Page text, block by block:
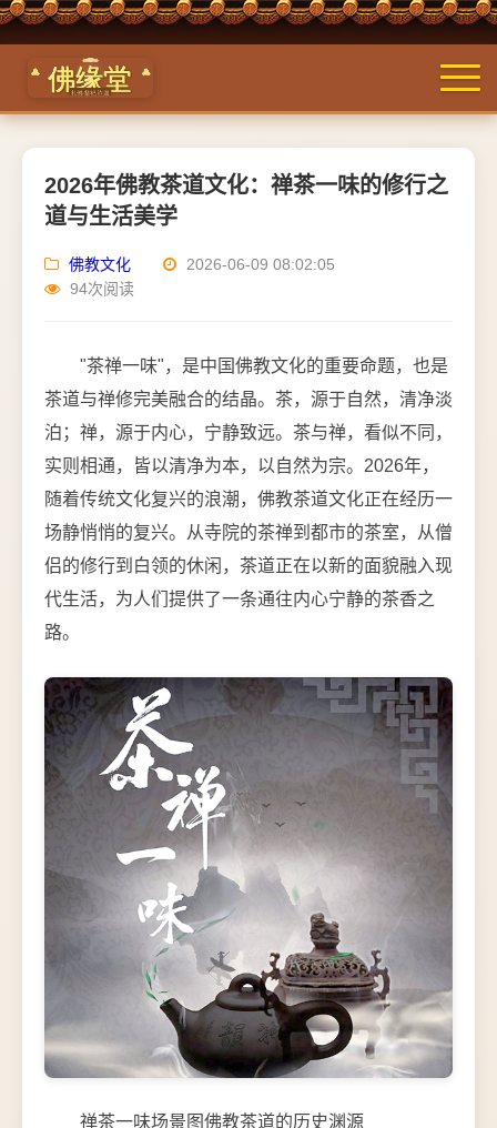
2026年佛教茶道文化：禅茶一味的修行之
道与生活美学
佛教文化
2026-06-09 08:02:05
94次阅读
"茶禅一味"，是中国佛教文化的重要命题，也是
茶道与禅修完美融合的结晶。茶，源于自然，清净淡
泊；禅，源于内心，宁静致远。茶与禅，看似不同，
实则相通，皆以清净为本，以自然为宗。2026年，
随着传统文化复兴的浪潮，佛教茶道文化正在经历一
场静悄悄的复兴。从寺院的茶禅到都市的茶室，从僧
侣的修行到白领的休闲，茶道正在以新的面貌融入现
代生活，为人们提供了一条通往内心宁静的茶香之
路。
禅茶一味场景图佛教茶道的历史渊源